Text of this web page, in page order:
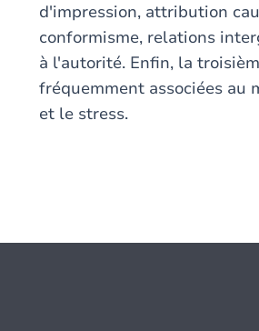
d'impression, attribution
conformisme, relations
à l'autorité. Enfin, la
fréquemment associées au
et le stress.